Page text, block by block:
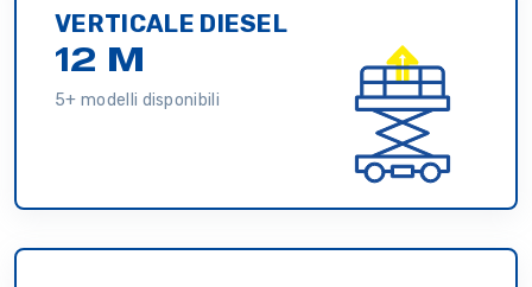
VERTICALE DIESEL
12 M
5+ modelli disponibili